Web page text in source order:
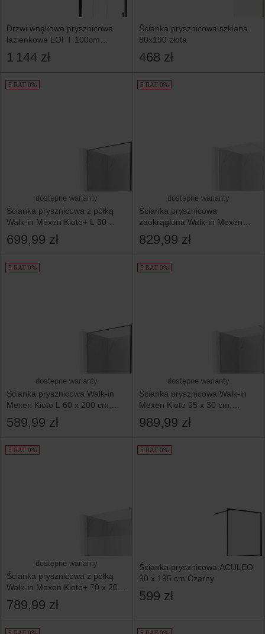
Drzwi wnękowe prysznicowe
łazienkowe LOFT 100cm
czarne lewe
1 144 zł
Ścianka prysznicowa szklana
80x190 złota
468 zł
5 RAT 0%
dostępne warianty
Ścianka prysznicowa z półką
Walk-in Mexen Kioto+ L 50
x 200 cm
699,99 zł
5 RAT 0%
dostępne warianty
Ścianka prysznicowa
zaokrąglona Walk-in Mexen
Kioto 80 x 200 cm
829,99 zł
5 RAT 0%
dostępne warianty
Ścianka prysznicowa Walk-in
Mexen Kioto L 60 x 200 cm,
czarny wzór, chrom
589,99 zł
5 RAT 0%
dostępne warianty
Ścianka prysznicowa Walk-in
Mexen Kioto 95 x 30 cm,
transparent, chrom
989,99 zł
5 RAT 0%
dostępne warianty
Ścianka prysznicowa z półką
Walk-in Mexen Kioto+ 70 x 200
cm
789,99 zł
5 RAT 0%
Ścianka prysznicowa ACULEO
90 x 195 cm Czarny
599 zł